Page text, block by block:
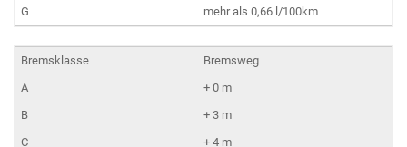
mehr als 0,66 l/100km
Bremsweg
+ 0 m
+ 3 m
+ 4 m